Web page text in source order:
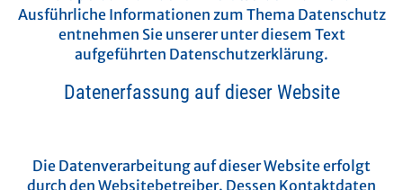
Ausführliche Informationen zum Thema Datenschutz
entnehmen Sie unserer unter diesem Text
aufgeführten Datenschutzerklärung.
Datenerfassung auf dieser Website
Die Datenverarbeitung auf dieser Website erfolgt
durch den Websitebetreiber. Dessen Kontaktdaten